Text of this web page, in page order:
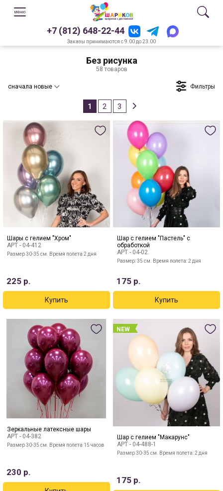
+7 (812) 648-22-44
Заказы принимаются с 9.00 до 23.00
Без рисунка
58 товаров
сначала новые Фильтры
1 2 3
Шары с гелием "Хром"
АРТ - 04-412
Размер 30-35 см. Время полета 2 дня
225р.
Шар с гелием "Пастель" с
обработкой
АРТ - 04-02.
Размер: 35 см. Время полета: 2 дня
175 р.
Зеркальные латексные шары
АРТ - 04-382
Размер 30-35 см. Время полета 15 часов
230 р.
NEW
Шар с гелием "Макарунс"
АРТ - 04-488-1
Размер 30-35 см. Время полета: 2 дня
175 р.